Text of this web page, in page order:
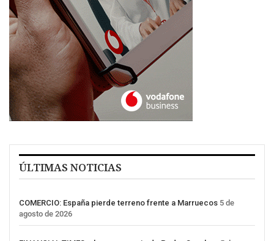
ÚLTIMAS NOTICIAS
COMERCIO: España pierde terreno frente a Marruecos 5 de
agosto de 2026